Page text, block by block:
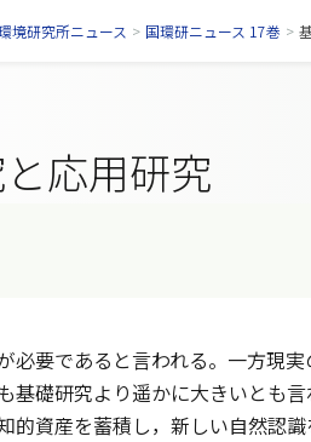
境研究所ニュース > 国環研ニュース 17巻 >
応用研究
必要であると言われる。一方現
基礎研究より遥かに大きいとも
的資産を蓄積し，新しい自然認